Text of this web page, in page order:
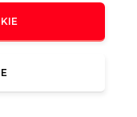
scrollować i
czyli przerwanie